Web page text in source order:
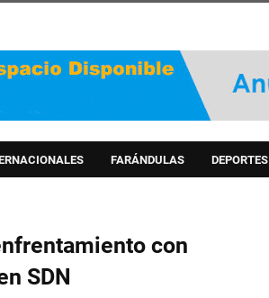
FARÁNDULAS DEPORTES
con
SDN